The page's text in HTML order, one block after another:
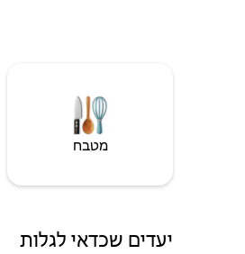
מטבח
יעדים שכדאי לגלות